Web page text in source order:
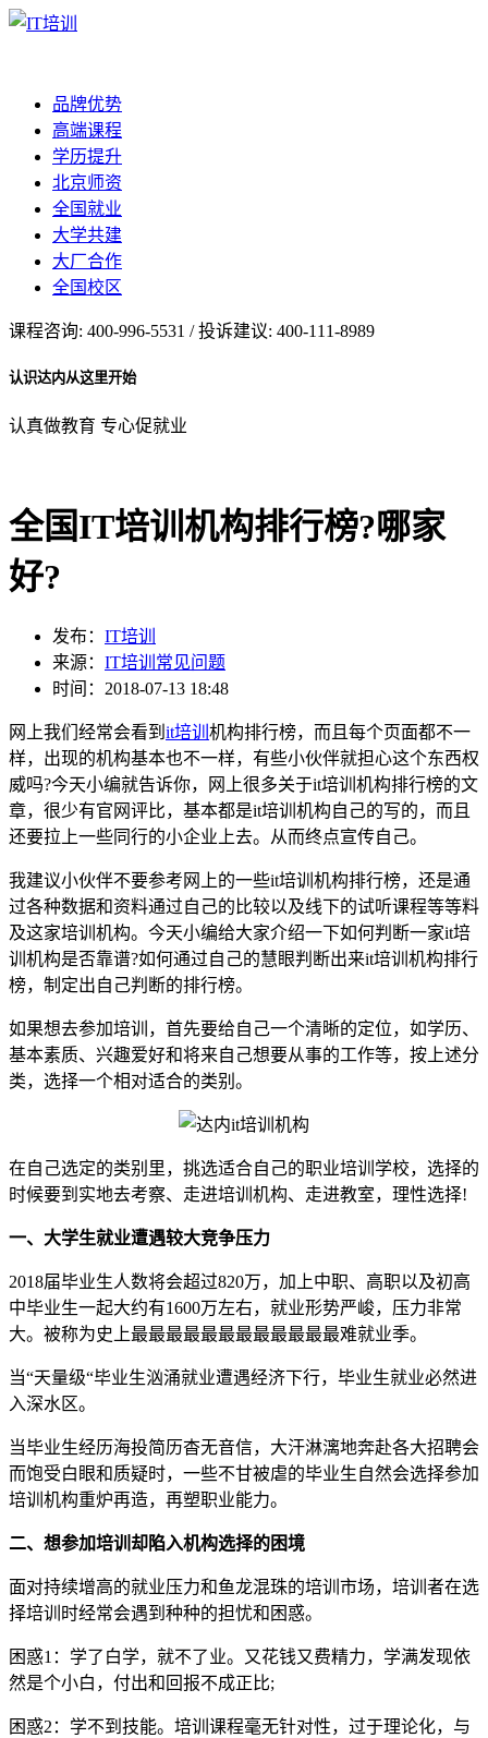
品牌优势
高端课程
学历提升
北京师资
全国就业
大学共建
大厂合作
全国校区
课程咨询: 400-996-5531 / 投诉建议: 400-111-8989
认识达内从这里开始
认真做教育 专心促就业
全国IT培训机构排行榜?哪家
好?
发布： IT培训
来源： IT培训常见问题
时间：2018-07-13 18:48
网上我们经常会看到 it培训 机构排行榜，而且每个页面都不一
样，出现的机构基本也不一样，有些小伙伴就担心这个东西权
威吗?今天小编就告诉你，网上很多关于it培训机构排行榜的文
章，很少有官网评比，基本都是it培训机构自己的写的，而且
还要拉上一些同行的小企业上去。从而终点宣传自己。
我建议小伙伴不要参考网上的一些it培训机构排行榜，还是通
过各种数据和资料通过自己的比较以及线下的试听课程等等料
及这家培训机构。今天小编给大家介绍一下如何判断一家it培
训机构是否靠谱?如何通过自己的慧眼判断出来it培训机构排行
榜，制定出自己判断的排行榜。
如果想去参加培训，首先要给自己一个清晰的定位，如学历、
基本素质、兴趣爱好和将来自己想要从事的工作等，按上述分
类，选择一个相对适合的类别。
在自己选定的类别里，挑选适合自己的职业培训学校，选择的
时候要到实地去考察、走进培训机构、走进教室，理性选择!
一、大学生就业遭遇较大竞争压力
2018届毕业生人数将会超过820万，加上中职、高职以及初高
中毕业生一起大约有1600万左右，就业形势严峻，压力非常
大。被称为史上最最最最最最最最最最最最难就业季。
当“天量级“毕业生汹涌就业遭遇经济下行，毕业生就业必然进
入深水区。
当毕业生经历海投简历杳无音信，大汗淋漓地奔赴各大招聘会
而饱受白眼和质疑时，一些不甘被虐的毕业生自然会选择参加
培训机构重炉再造，再塑职业能力。
二、想参加培训却陷入机构选择的困境
面对持续增高的就业压力和鱼龙混珠的培训市场，培训者在选
择培训时经常会遇到种种的担忧和困惑。
困惑1：学了白学，就不了业。又花钱又费精力，学满发现依
然是个小白，付出和回报不成正比;
困惑2：学不到技能。培训课程毫无针对性，过于理论化，与